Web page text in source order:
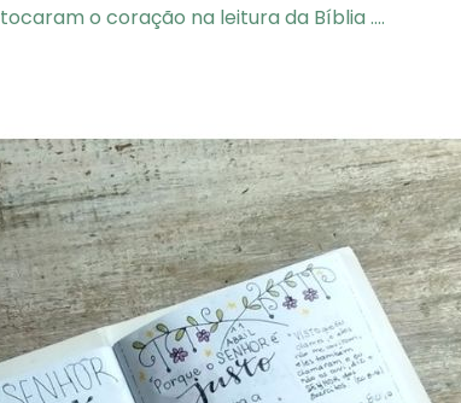
tocaram o coração na leitura da Bíblia ....